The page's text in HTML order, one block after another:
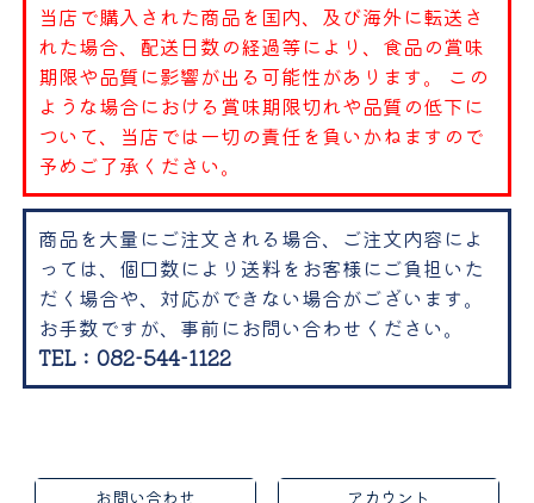
当店で購入された商品を国内、及び海外に転送さ
れた場合、配送日数の経過等により、食品の賞味
期限や品質に影響が出る可能性があります。 この
ような場合における賞味期限切れや品質の低下に
ついて、当店では一切の責任を負いかねますので
予めご了承ください。
商品を大量にご注文される場合、ご注文内容によ
っては、個口数により送料をお客様にご負担いた
だく場合や、対応ができない場合がございます。
お手数ですが、事前にお問い合わせください。
TEL：082-544-1122
お問い合わせ アカウント